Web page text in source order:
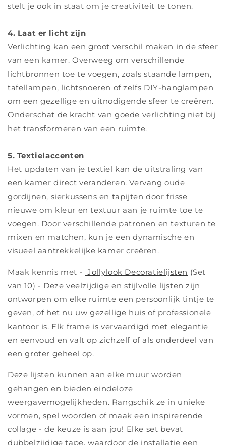
stelt je ook in staat om je creativiteit te tonen.
4. Laat er licht zijn
Verlichting kan een groot verschil maken in de sfeer
van een kamer. Overweeg om verschillende
lichtbronnen toe te voegen, zoals staande lampen,
tafellampen, lichtsnoeren of zelfs DIY-hanglampen
om een ​​gezellige en uitnodigende sfeer te creëren.
Onderschat de kracht van goede verlichting niet bij
het transformeren van een ruimte.
5. Textielaccenten
Het updaten van je textiel kan de uitstraling van
een kamer direct veranderen. Vervang oude
gordijnen, sierkussens en tapijten door frisse
nieuwe om kleur en textuur aan je ruimte toe te
voegen. Door verschillende patronen en texturen te
mixen en matchen, kun je een dynamische en
visueel aantrekkelijke kamer creëren.
Maak kennis met - Jollylook Decoratielijsten (Set
van 10) - Deze veelzijdige en stijlvolle lijsten zijn
ontworpen om elke ruimte een persoonlijk tintje te
geven, of het nu uw gezellige huis of professionele
kantoor is. Elk frame is vervaardigd met elegantie
en eenvoud en valt op zichzelf of als onderdeel van
een groter geheel op.
Deze lijsten kunnen aan elke muur worden
gehangen en bieden eindeloze
weergavemogelijkheden. Rangschik ze in unieke
vormen, spel woorden of maak een inspirerende
collage - de keuze is aan jou! Elke set bevat
dubbelzijdige tape, waardoor de installatie een